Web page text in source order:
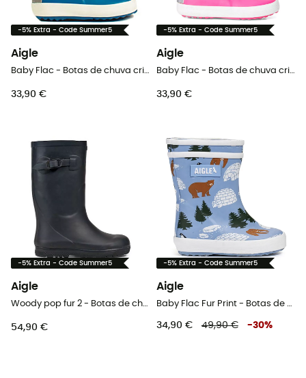
-5% Extra - Code Summer5
Aigle
Baby Flac - Botas de chuva criança
33,90 €
-5% Extra - Code Summer5
Aigle
Baby Flac - Botas de chuva criança
33,90 €
-5% Extra - Code Summer5
Aigle
Woody pop fur 2 - Botas de chuva criança
54,90 €
-5% Extra - Code Summer5
Aigle
Baby Flac Fur Print - Botas de chuva criança
34,90 € 49,90 € -30%